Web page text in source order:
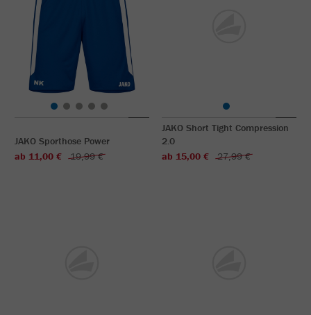
JAKO Sporthose Power
ab 11,00 €
19,99 €
JAKO Short Tight Compression
2.0
ab 15,00 €
27,99 €